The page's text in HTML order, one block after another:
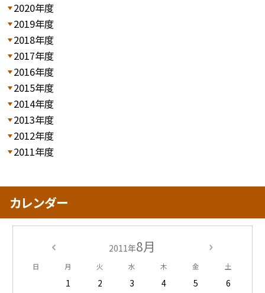
2020年度
2019年度
2018年度
2017年度
2016年度
2015年度
2014年度
2013年度
2012年度
2011年度
カレンダー
2011年8月
日 月 火 水 木 金 土
1 2 3 4 5
6